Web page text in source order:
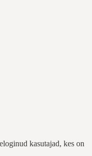
kasutajad, kes on